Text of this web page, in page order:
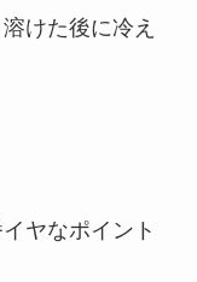
けた後に冷え
ヤなポイント